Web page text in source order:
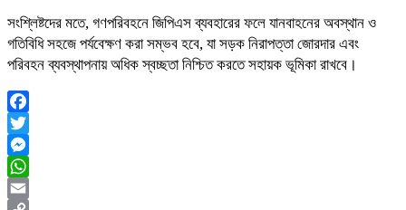
সংশ্লিষ্টদের মতে, গণপরিবহনে জিপিএস ব্যবহারের ফলে যানবাহনের অবস্থান ও
গতিবিধি সহজে পর্যবেক্ষণ করা সম্ভব হবে, যা সড়ক নিরাপত্তা জোরদার এবং
পরিবহন ব্যবস্থাপনায় অধিক স্বচ্ছতা নিশ্চিত করতে সহায়ক ভূমিকা রাখবে।
Facebook
Twitter
Messenger
WhatsApp